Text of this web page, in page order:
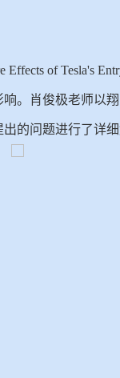
Effects of Tesla's
。肖俊极老师以
的问题进行了详